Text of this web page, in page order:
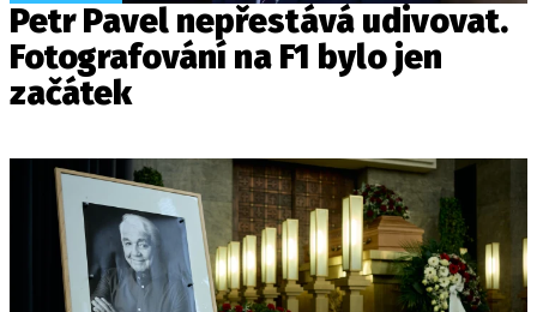
Petr Pavel nepřestává udivovat.
Fotografování na F1 bylo jen
začátek